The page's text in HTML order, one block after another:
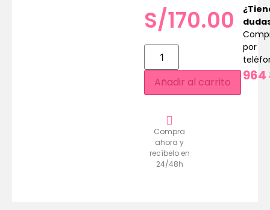
S/170.00
Añadir al carrito
Compra
ahora y
recíbelo en
24/48h
por
964